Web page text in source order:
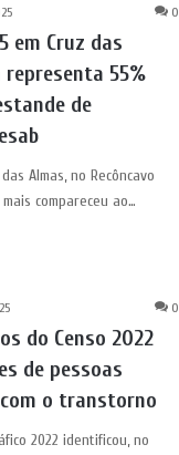
0
em Cruz das
55%
de
Almas, no Recôncavo
compareceu ao…
0
do Censo 2022
de pessoas
o transtorno
2022 identificou, no